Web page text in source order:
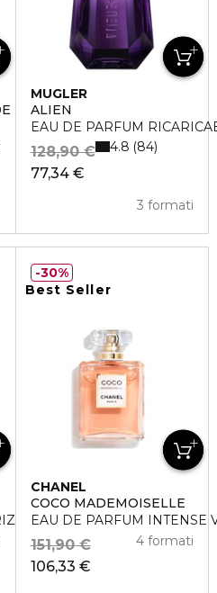
MUGLER
ALIEN
EAU DE PARFUM
77,34 €
128,90 €
3 formati
4.8 84
Best Seller
CHANEL
COCO MADEMOISELLE
EAU DE PARFUM INTENSE
106,33 €
151,90 € 4 formati
30%